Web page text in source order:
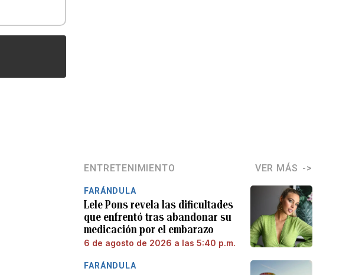
ENTRETENIMIENTO VER MÁS
FARÁNDULA
Lele Pons revela las dificultades
que enfrentó tras abandonar su
medicación por el embarazo
6 de agosto de 2026 a las 5:40 p.m.
FARÁNDULA